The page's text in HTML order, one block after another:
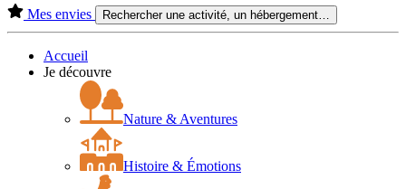
Mes envies Rechercher une activité, un hébergement…
Accueil
Je découvre
Nature & Aventures
Histoire & Émotions